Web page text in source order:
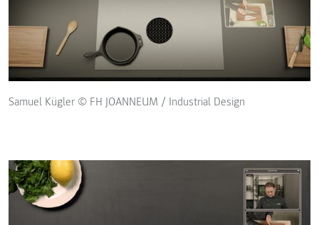
Samuel Kügler © FH JOANNEUM / Industrial Design